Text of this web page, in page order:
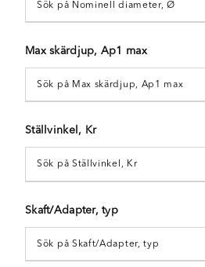
Max skärdjup, Ap1 max
Ställvinkel, Kr
Skaft/Adapter, typ